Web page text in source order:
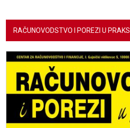
RAČUNOVODSTVO I POREZI U PRAKSI